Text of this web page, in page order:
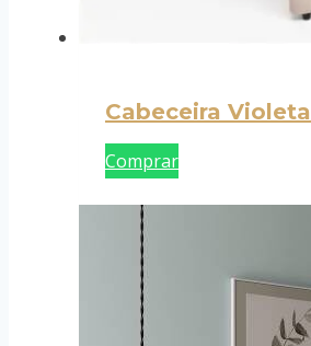
Cabeceira Violeta
Comprar